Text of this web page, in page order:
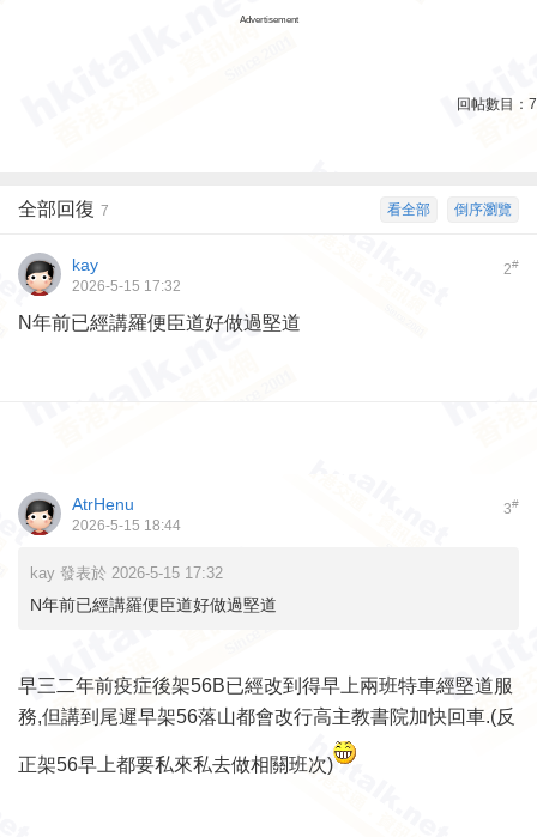
Advertisement
回帖數目： 7
倒序瀏覽
看全部
全部回復 7
2#
kay
2026-5-15 17:32
N年前已經講羅便臣道好做過堅道
3#
AtrHenu
2026-5-15 18:44
kay 發表於 2026-5-15 17:32
N年前已經講羅便臣道好做過堅道
早三二年前疫症後架56B已經改到得早上兩班特車經堅道服
務,但講到尾遲早架56落山都會改行高主教書院加快回車.(反
正架56早上都要私來私去做相關班次)